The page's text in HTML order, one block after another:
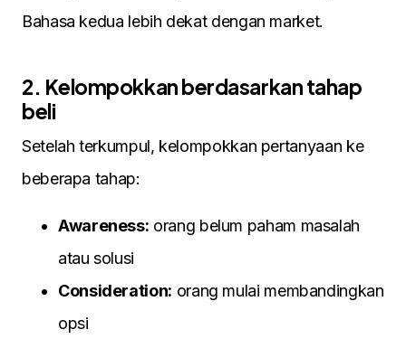
Bahasa kedua lebih dekat dengan market.
2. Kelompokkan berdasarkan tahap
beli
Setelah terkumpul, kelompokkan pertanyaan ke
beberapa tahap:
Awareness: orang belum paham masalah
atau solusi
Consideration: orang mulai membandingkan
opsi